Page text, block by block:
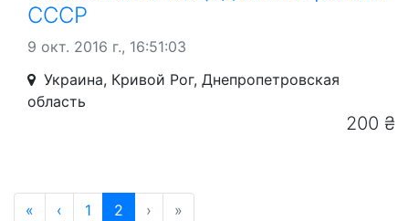
СССР
9 окт. 2016 г., 16:51:03
Украина, Кривой Рог, Днепропетровская
область
200 ₴
« ‹ 1 2 › »